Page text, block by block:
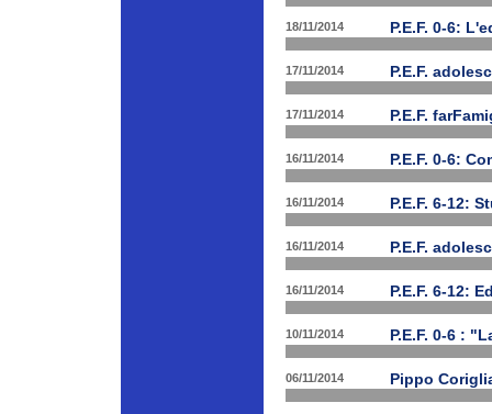
18/11/2014 P.E.F. 0-6:
17/11/2014 P.E.F.
17/11/2014 P.E.F.
16/11/2014 P.E.F. 0-6:
16/11/2014 P.E.F. 6-12:
16/11/2014 P.E.F.
16/11/2014 P.E.F. 6-12:
10/11/2014 P.E.F. 0-6 :
06/11/2014 Pippo